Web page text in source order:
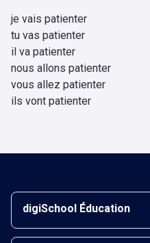
je vais patienter
tu vas patienter
il va patienter
nous allons patienter
vous allez patienter
ils vont patienter
digiSchool Éducation